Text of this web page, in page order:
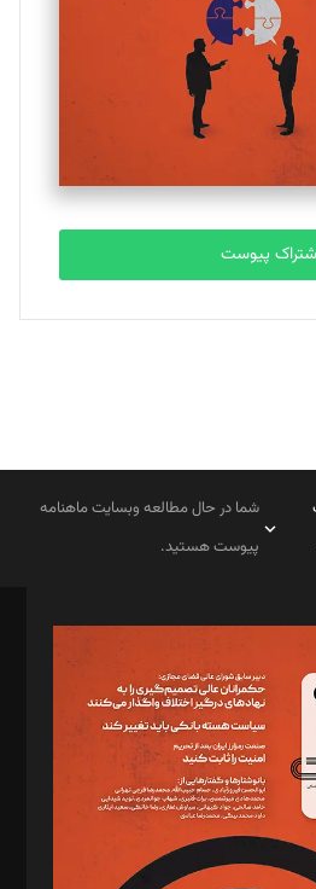
پیوست
شما در حال مطالعه وبسایت ماهنامه
پیوست هستید.
ایپکچی